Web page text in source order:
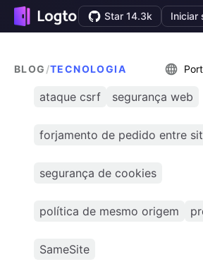
Star 14.3k Iniciar
BLOG /TECNOLOGIA
ataque csrf segurança web
forjamento de pedido entre
segurança de cookies
política de mesmo origem
SameSite